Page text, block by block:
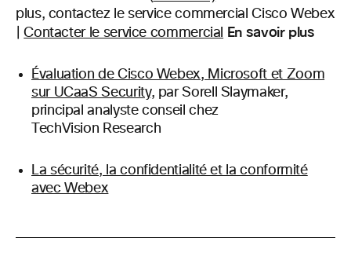
plus, contactez le service commercial Cisco Webex
|Contacter le service commercial En savoir plus
Évaluation de Cisco Webex, Microsoft et Zoom
sur UCaaS Security, par Sorell Slaymaker,
principal analyste conseil chez
TechVision Research
La sécurité, la confidentialité et la conformité
avec Webex